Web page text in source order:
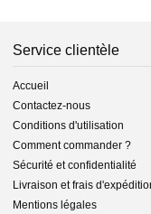
Service clientèle
Accueil
Contactez-nous
Conditions d'utilisation
Comment commander ?
Sécurité et confidentialité
Livraison et frais
Mentions légales